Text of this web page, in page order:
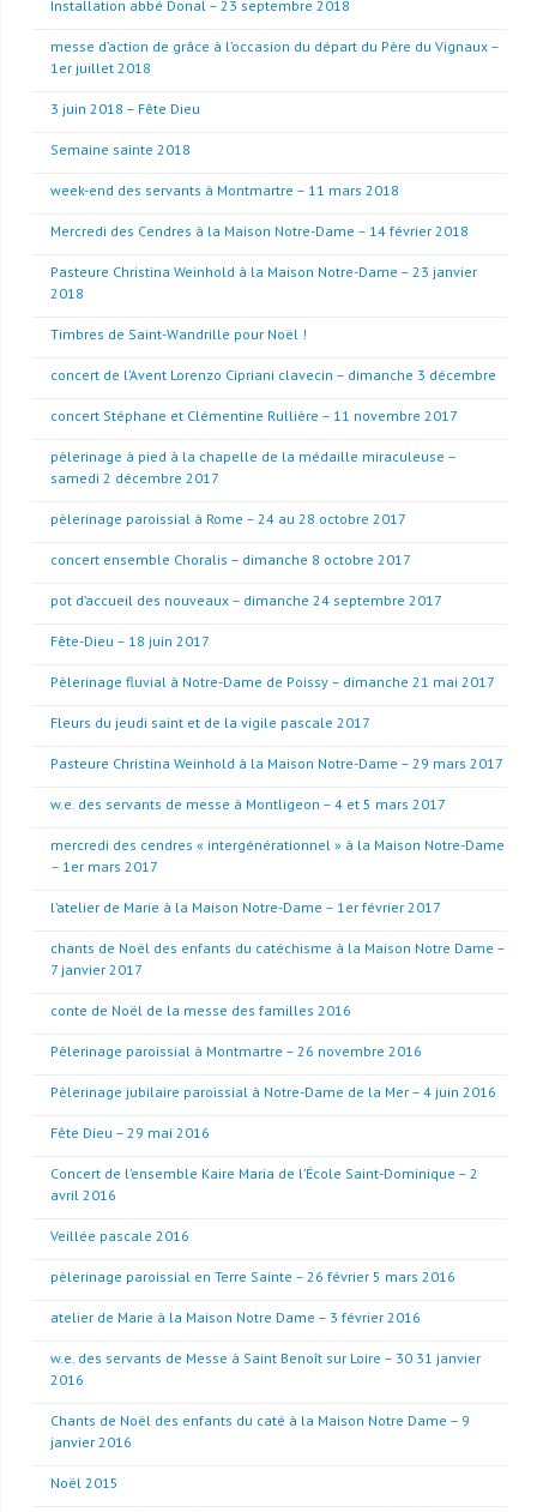
Installation abbé Donal – 23 septembre 2018
messe d’action de grâce à l’occasion du départ du Père du Vignaux –
1er juillet 2018
3 juin 2018 – Fête Dieu
Semaine sainte 2018
week-end des servants à Montmartre – 11 mars 2018
Mercredi des Cendres à la Maison Notre-Dame – 14 février 2018
Pasteure Christina Weinhold à la Maison Notre-Dame – 23 janvier
2018
Timbres de Saint-Wandrille pour Noël !
concert de l’Avent Lorenzo Cipriani clavecin – dimanche 3 décembre
concert Stéphane et Clémentine Rullière – 11 novembre 2017
pèlerinage à pied à la chapelle de la médaille miraculeuse –
samedi 2 décembre 2017
pèlerinage paroissial à Rome – 24 au 28 octobre 2017
concert ensemble Choralis – dimanche 8 octobre 2017
pot d’accueil des nouveaux – dimanche 24 septembre 2017
Fête-Dieu – 18 juin 2017
Pèlerinage fluvial à Notre-Dame de Poissy – dimanche 21 mai 2017
Fleurs du jeudi saint et de la vigile pascale 2017
Pasteure Christina Weinhold à la Maison Notre-Dame – 29 mars 2017
w.e. des servants de messe à Montligeon – 4 et 5 mars 2017
mercredi des cendres « intergénérationnel » à la Maison Notre-Dame
– 1er mars 2017
l’atelier de Marie à la Maison Notre-Dame – 1er février 2017
chants de Noël des enfants du catéchisme à la Maison Notre Dame –
7 janvier 2017
conte de Noël de la messe des familles 2016
Pèlerinage paroissial à Montmartre – 26 novembre 2016
Pèlerinage jubilaire paroissial à Notre-Dame de la Mer – 4 juin 2016
Fête Dieu – 29 mai 2016
Concert de l’ensemble Kaire Maria de l’École Saint-Dominique – 2
avril 2016
Veillée pascale 2016
pèlerinage paroissial en Terre Sainte – 26 février 5 mars 2016
atelier de Marie à la Maison Notre Dame – 3 février 2016
w.e. des servants de Messe à Saint Benoît sur Loire – 30 31 janvier
2016
Chants de Noël des enfants du caté à la Maison Notre Dame – 9
janvier 2016
Noël 2015